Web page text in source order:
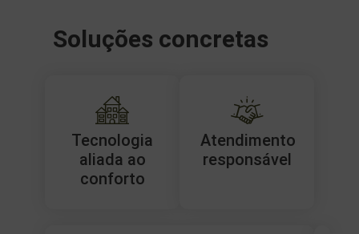
Soluções concretas
Tecnologia
aliada ao
conforto
Atendimento
responsável